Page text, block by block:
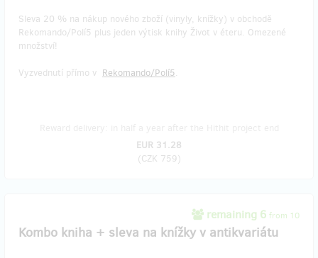
Sleva 20 % na nákup nového zboží (vinyly, knížky) v obchodě
Rekomando/Polí5 plus jeden výtisk knihy Život v éteru. Omezené
množství!
Vyzvednutí přímo v Rekomando/Polí5.
EUR 31.28
(CZK 759)
remaining 6 from 10
Kombo kniha + sleva na knížky v antikvariátu